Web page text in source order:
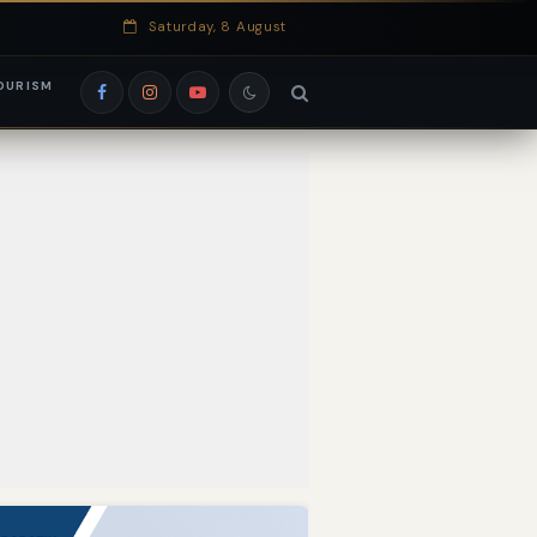
EduRank
Saturday, 8 August